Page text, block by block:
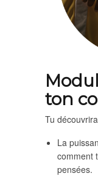
ton
Tu
La
comment
pensées.